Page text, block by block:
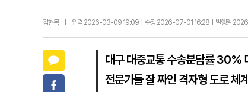
김현목 입력 2026-03-09 19:09 | 수정 2026-07-01 16:28 | 발행일
대구 대중교통 수송분담률 30%
전문가들 잘 짜인 격자형 도로 체